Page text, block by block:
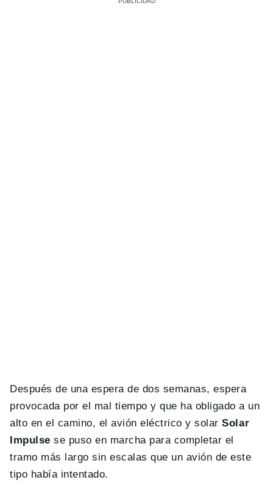
Después de una espera de dos semanas, espera
provocada por el mal tiempo y que ha obligado a un
alto en el camino, el avión eléctrico y solarSolar
Impulse se puso en marcha para completar el
tramo más largo sin escalas que un avión de este
tipo había intentado.